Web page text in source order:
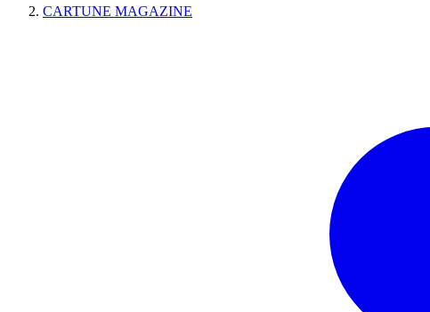
CARTUNE MAGAZINE